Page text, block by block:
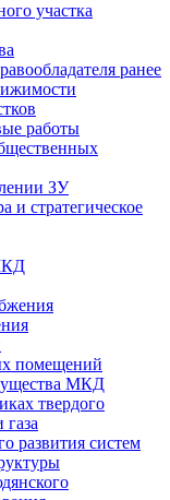
участка
ранее
работы
ЗУ
и стратегическое
помещений
МКД
твердого
газа
развития систем